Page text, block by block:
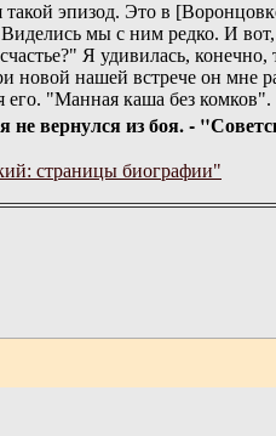
эпизод. Это в
Виделись мы с ним редко. И
Я удивилась,
новой нашей встрече он мне
"Манная каша без комков".
не вернулся из боя. -
страницы биографии"